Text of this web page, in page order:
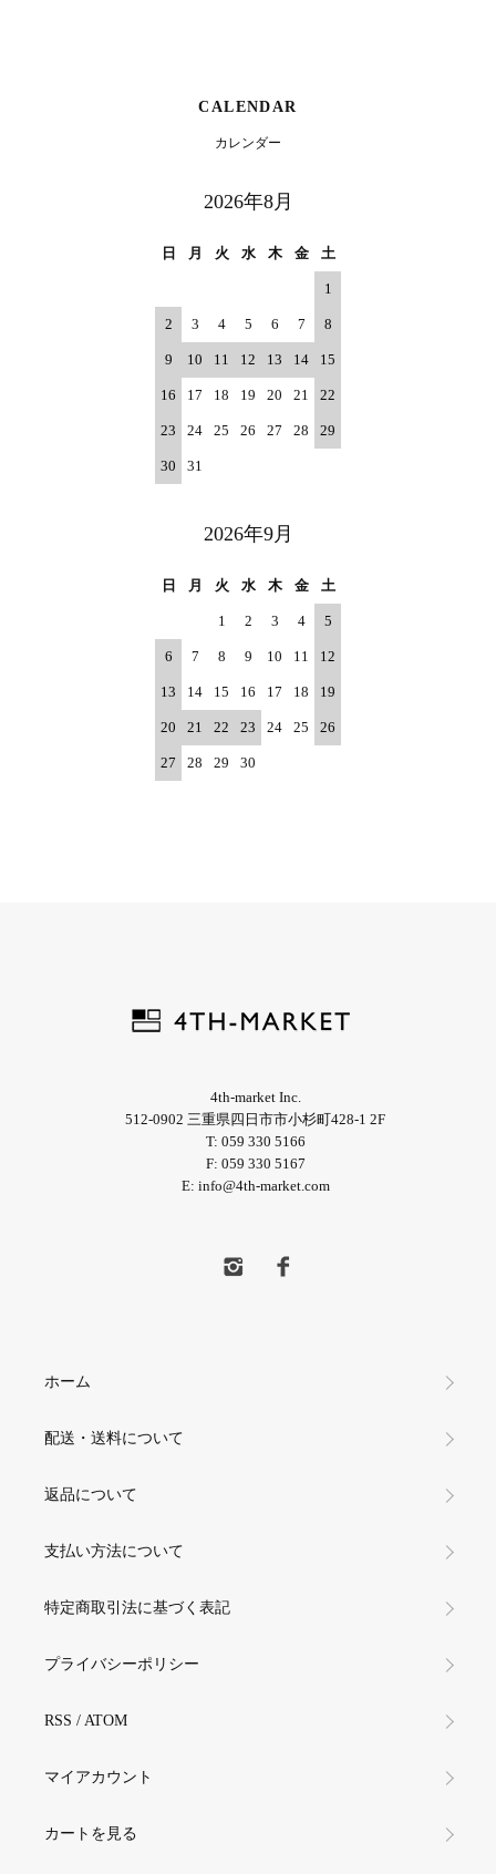
CALENDAR
カレンダー
2026年8月
日 月 火 水 木 金 土
1
2 3 4 5 6 7 8
9 10 11 12 13 14 15
16 17 18 19 20 21 22
23 24 25 26 27 28 29
30 31
2026年9月
日 月 火 水 木 金 土
1 2 3 4 5
6 7 8 9 10 11 12
13 14 15 16 17 18 19
20 21 22 23 24 25 26
27 28 29 30
4th-market Inc.
512-0902 三重県四日市市小杉町428-1 2F
T: 059 330 5166
F: 059 330 5167
E: info@4th-market.com
ホーム
配送・送料について
返品について
支払い方法について
特定商取引法に基づく表記
プライバシーポリシー
RSS / ATOM
マイアカウント
カートを見る